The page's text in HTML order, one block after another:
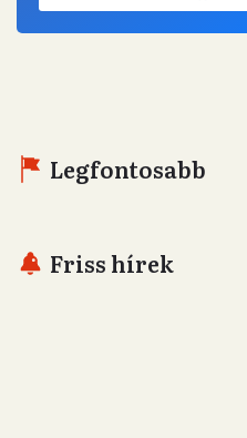
Legfontosabb
Friss hírek